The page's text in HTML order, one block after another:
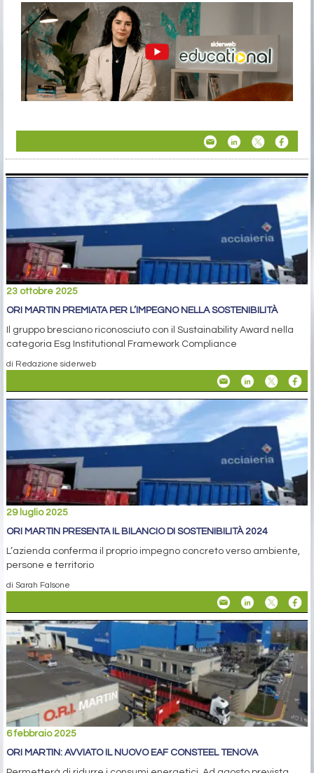
23 ottobre 2025
ORI MARTIN PREMIATA PER L’IMPEGNO NELLA SOSTENIBILITÀ
Il gruppo bresciano riconosciuto con il Sustainability Award nella
categoria Esg Institutional Framework Compliance
di Redazione siderweb
29 luglio 2025
ORI MARTIN PRESENTA IL BILANCIO DI SOSTENIBILITÀ 2024
L’azienda conferma il proprio impegno concreto verso ambiente,
persone e territorio
di Sarah Falsone
6 febbraio 2025
ORI MARTIN: AVVIATO IL NUOVO EAF CONSTEEL TENOVA